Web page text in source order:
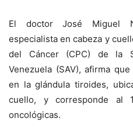
El doctor José Miguel
especialista en cabeza y
del Cáncer (CPC) de la
Venezuela (SAV), afirma
en la glándula tiroides,
cuello, y corresponde al
oncológicas.